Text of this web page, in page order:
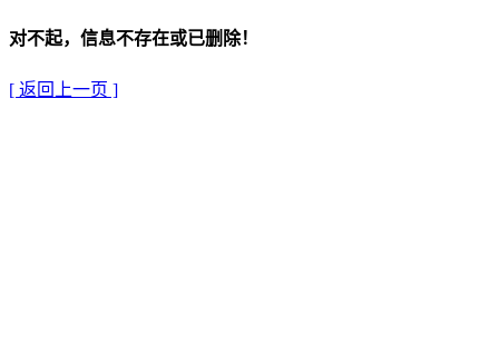
对不起，信息不存在或已删除！
[ 返回上一页 ]